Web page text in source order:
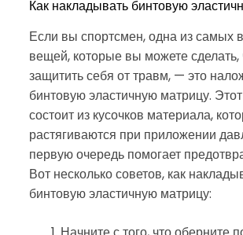
Как накладывать бинтовую
Если вы спортсмен, одна из самых
вещей, которые вы можете сделать,
защитить себя от травм, — это
бинтовую эластичную матрицу.
состоит из кусочков материала,
растягиваются при приложении
первую очередь помогает
Вот несколько советов, как
бинтовую эластичную матрицу: